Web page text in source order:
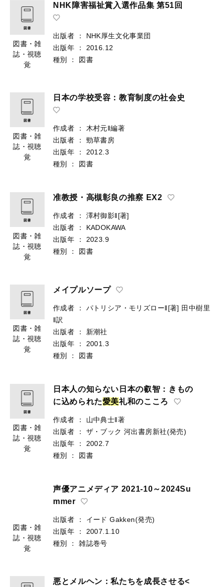
図書・雑
誌・視聴
覚
NHK障害福祉賞入選作品集 第51回
出版者 ：
NHK厚生文化事業団
出版年
：
2016.12
種別
： 図書
図書・雑
誌・視聴
覚
日本の学校受容：教育制度の社会史
作成者 ：
木村元‖編著
出版者
：
勁草書房
出版年
：
2012.3
種別
： 図書
図書・雑
誌・視聴
覚
准教授・高槻彰良の推察 EX2
作成者 ：
澤村御影‖[著]
出版者
：
KADOKAWA
出版年
：
2023.9
種別
： 図書
図書・雑
誌・視聴
覚
メイプルソープ
作成者 ： パトリシア・モリズロー‖[著] 田中樹里
‖訳
出版者
：
新潮社
出版年
：
2001.3
種別
： 図書
図書・雑
誌・視聴
覚
日本人の知らない日本の叡智：きもの
に込められた愛美礼和のこころ
作成者 ：
山中典士‖著
出版者
： ザ・ブック 河出書房新社(発売)
出版年
：
2002.7
種別
： 図書
図書・雑
誌・視聴
覚
声優アニメディア 2021-10～2024Su
mmer
出版者 ： イード Gakken(発売)
出版年
：
2007.1.10
種別
： 雑誌巻号
悪とメルヘン：私たちを成長させる<